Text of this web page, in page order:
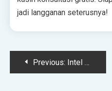
jadi langganan seterusnya!
PostPrevious: Intel untuk memberhentikan 5.500 karyawan di seluruh AS, dengan pemotongan besar di Oregon, California, dan Arizona di tengah meningkatnya tekanan keuangan yang kompetitif